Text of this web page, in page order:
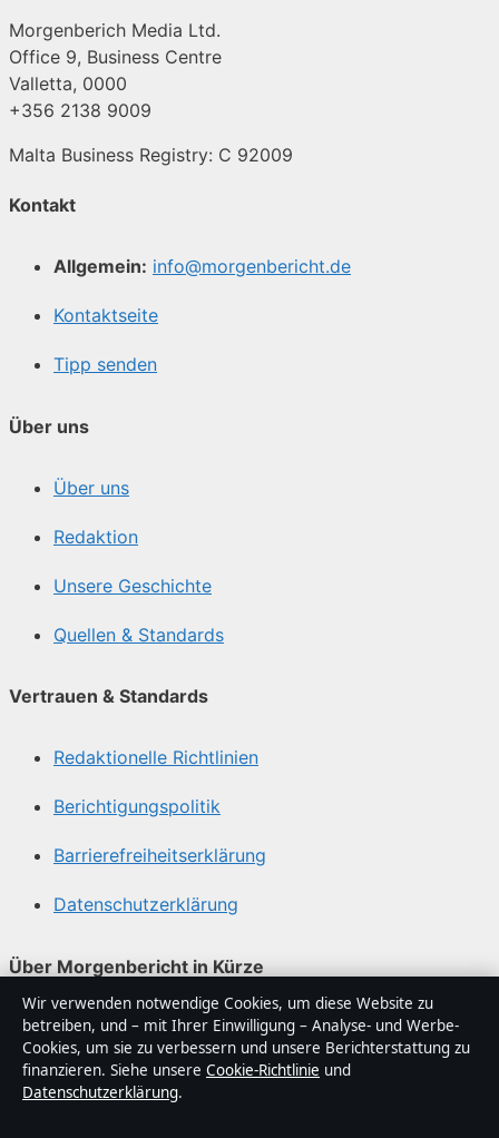
Morgenberich Media Ltd.
Office 9, Business Centre
Valletta, 0000
+356 2138 9009
Malta Business Registry: C 92009
Kontakt
Allgemein: info@morgenbericht.de
Kontaktseite
Tipp senden
Über uns
Über uns
Redaktion
Unsere Geschichte
Quellen & Standards
Vertrauen & Standards
Redaktionelle Richtlinien
Berichtigungspolitik
Barrierefreiheitserklärung
Datenschutzerklärung
Über Morgenbericht in Kürze
Morgenbericht ist ein unabhängiger digitaler
Nachrichtenanbieter mit Fokus auf Politik, Wirtschaft,
Technik und Gesellschaft in Deutschland. Jeder Artikel
trägt eine Byline, wird von einem Redakteur geprüft und
Wir verwenden notwendige Cookies, um diese Website zu
betreiben, und – mit Ihrer Einwilligung – Analyse- und Werbe-
Cookies, um sie zu verbessern und unsere Berichterstattung zu
finanzieren. Siehe unsere Cookie-Richtlinie und
Datenschutzerklärung.